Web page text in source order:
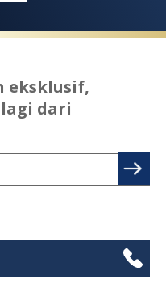
eksklusif,
dari